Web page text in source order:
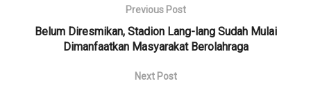
Previous Post
Belum Diresmikan, Stadion Lang-lang Sudah Mulai
Dimanfaatkan Masyarakat Berolahraga
Next Post